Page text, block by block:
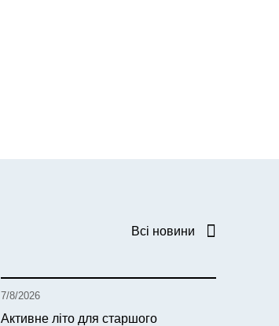
Всі новини
7/8/2026
Активне літо для старшого